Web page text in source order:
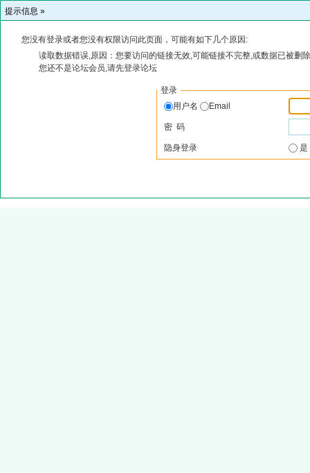
提示信息 »
您没有登录或者您没有权限访问此页面，可能有如下几个原因:
读取数据错误,原因：您要访问的链接无效,可能链接不完整,或数据已被删
您还不是论坛会员,请先登录论坛
登录
用户名
Email
密 码
隐身登录